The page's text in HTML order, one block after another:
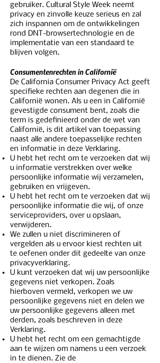
gebruiker. Cultural Style Week neemt
privacy en zinvolle keuze serieus en zal
zich inspannen om de ontwikkelingen
rond DNT-browsertechnologie en de
implementatie van een standaard te
blijven volgen.
Consumentenrechten in Californië
De California Consumer Privacy Act geeft
specifieke rechten aan degenen die in
Californië wonen. Als u een in Californië
gevestigde consument bent, zoals die
term is gedefinieerd onder de wet van
Californië, is dit artikel van toepassing
naast alle andere toepasselijke rechten
en informatie in deze Verklaring.
U hebt het recht om te verzoeken dat wij
u informatie verstrekken over welke
persoonlijke informatie wij verzamelen,
gebruiken en vrijgeven.
U hebt het recht om te verzoeken dat wij
persoonlijke informatie die wij, of onze
serviceproviders, over u opslaan,
verwijderen.
We zullen u niet discrimineren of
vergelden als u ervoor kiest rechten uit
te oefenen onder dit gedeelte van onze
privacyverklaring.
U kunt verzoeken dat wij uw persoonlijke
gegevens niet verkopen. Zoals
hierboven vermeld, verkopen we uw
persoonlijke gegevens niet en delen we
uw persoonlijke gegevens alleen met
derden, zoals beschreven in deze
Verklaring.
U hebt het recht om een gemachtigde
aan te wijzen om namens u een verzoek
in te dienen. Zie de